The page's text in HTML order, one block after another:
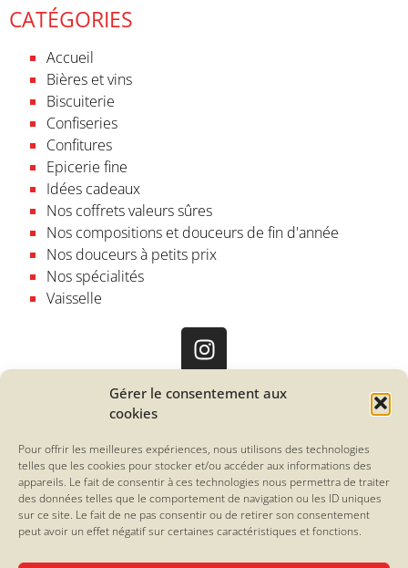
Gérer le consentement aux
cookies
Pour offrir les meilleures expériences, nous utilisons des technologies
telles que les cookies pour stocker et/ou accéder aux informations des
appareils. Le fait de consentir à ces technologies nous permettra de traiter
des données telles que le comportement de navigation ou les ID uniques
sur ce site. Le fait de ne pas consentir ou de retirer son consentement
peut avoir un effet négatif sur certaines caractéristiques et fonctions.
CATÉGORIES
Accueil
Bières et vins
Biscuiterie
Confiseries
Confitures
Epicerie fine
Idées cadeaux
Nos coffrets valeurs sûres
Nos compositions et douceurs de fin d'année
Nos douceurs à petits prix
Nos spécialités
Vaisselle
La Friande
12, rue Paul Bellamy
44000 Nantes
France
02 40 20 14 68
Lundi tout l’été : 11h-19h
Mardi au Samedi : 10h-19h sans interruption